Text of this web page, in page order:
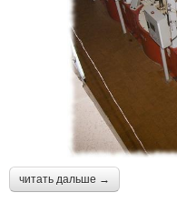
читать дальше →